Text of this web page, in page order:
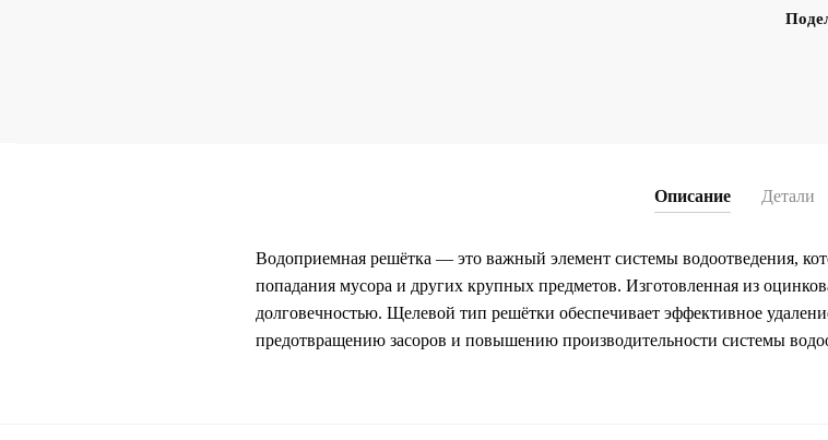
Описание Детали
Водоприемная решётка — это важный элемент системы водоотведения,
попадания мусора и других крупных предметов. Изготовленная из
долговечностью. Щелевой тип решётки обеспечивает эффективное
предотвращению засоров и повышению производительности системы